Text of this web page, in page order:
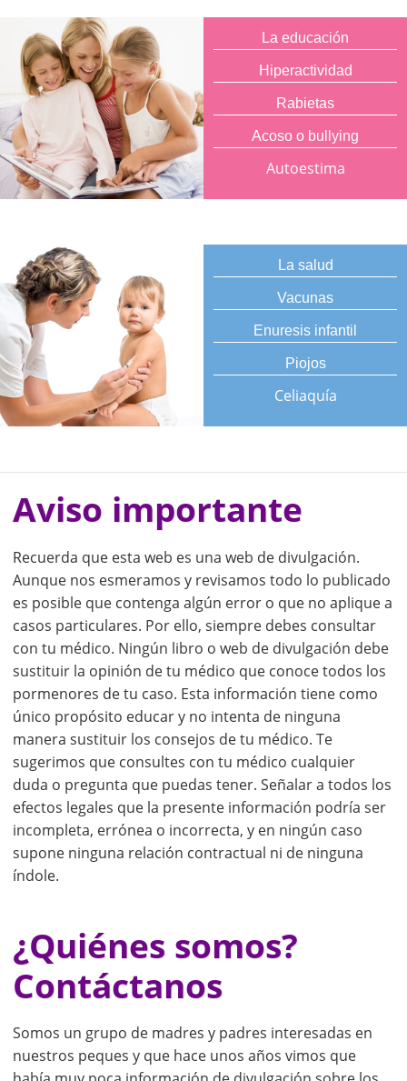
La educación
Hiperactividad
Rabietas
Acoso o bullying
Autoestima
La salud
Vacunas
Enuresis infantil
Piojos
Celiaquía
Aviso importante
Recuerda que esta web es una web de divulgación.
Aunque nos esmeramos y revisamos todo lo publicado
es posible que contenga algún error o que no aplique a
casos particulares. Por ello, siempre debes consultar
con tu médico. Ningún libro o web de divulgación debe
sustituir la opinión de tu médico que conoce todos los
pormenores de tu caso. Esta información tiene como
único propósito educar y no intenta de ninguna
manera sustituir los consejos de tu médico. Te
sugerimos que consultes con tu médico cualquier
duda o pregunta que puedas tener. Señalar a todos los
efectos legales que la presente información podría ser
incompleta, errónea o incorrecta, y en ningún caso
supone ninguna relación contractual ni de ninguna
índole.
¿Quiénes somos?
Contáctanos
Somos un grupo de madres y padres interesadas en
nuestros peques y que hace unos años vimos que